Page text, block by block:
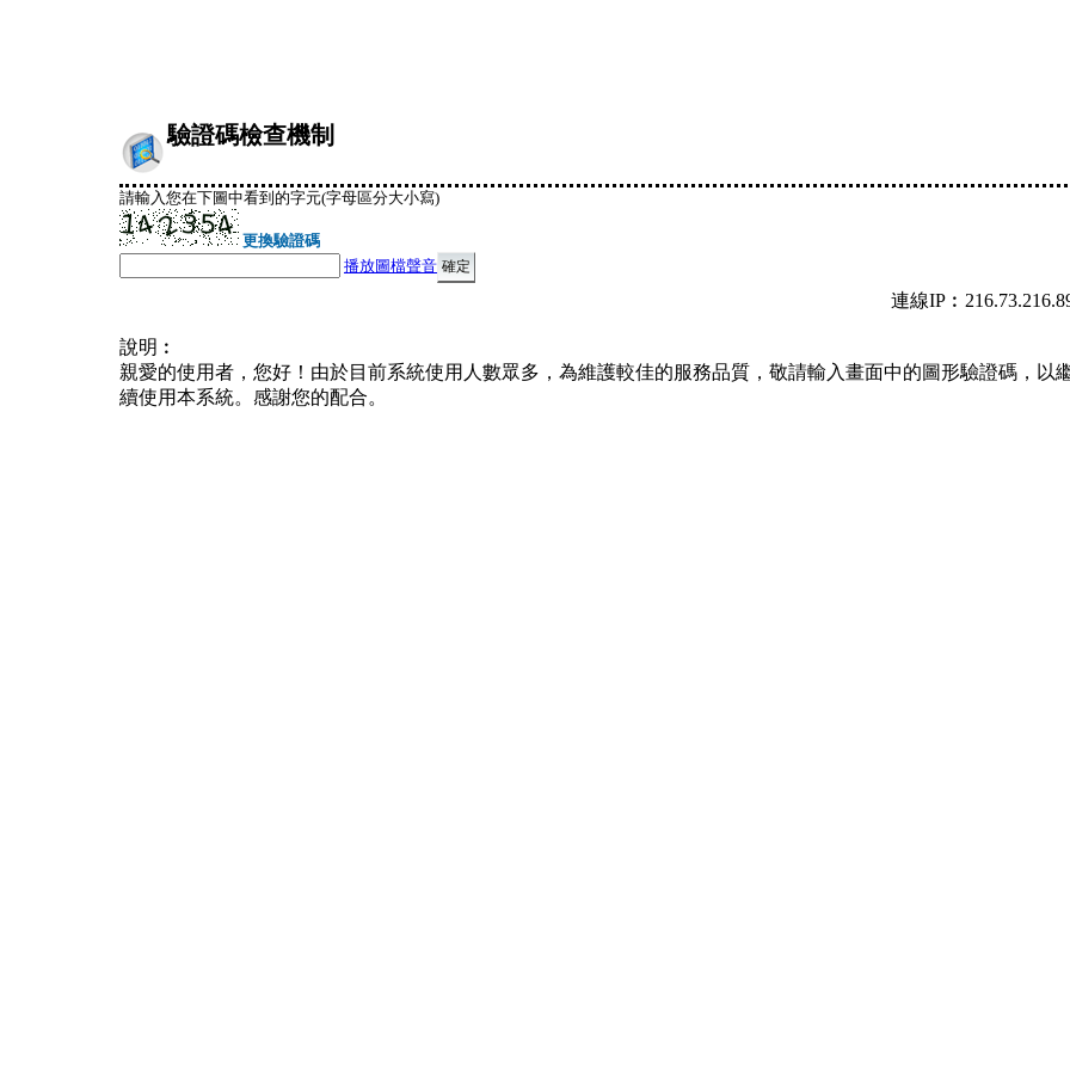
驗證碼檢查機制
請輸入您在下圖中看到的字元(字母區分大小寫)
更換驗證碼
播放圖檔聲音
連線
說明︰
親愛的使用者，您好！由於目前系統使用人數眾多，為維護較佳的服務品質，敬請輸入畫面中的圖形驗證碼，以
續使用本系統。感謝您的配合。